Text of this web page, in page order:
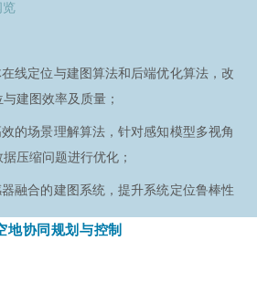
系统间的高效协作与通信。
工程、应用数学、机器人学或相关领域
在动态系统、自动控制理论或相关领域
Python、C++等编程语言，具有开发控
能力；
础，具备良好的数学建模能力，尤其是
据驱动模型方面；
览
线定位与建图算法和后端优化算法，改
建图效率及质量；
的场景理解算法，针对感知模型多视角
压缩问题进行优化；
融合的建图系统，提升系统定位鲁棒性
地协同规划与控制